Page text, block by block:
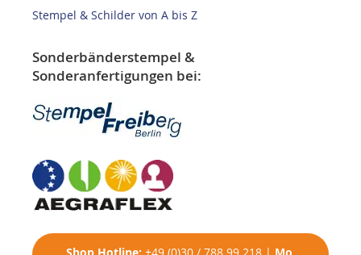
Stempel & Schilder von A bis Z
Sonderbänderstempel &
Sonderanfertigungen bei: